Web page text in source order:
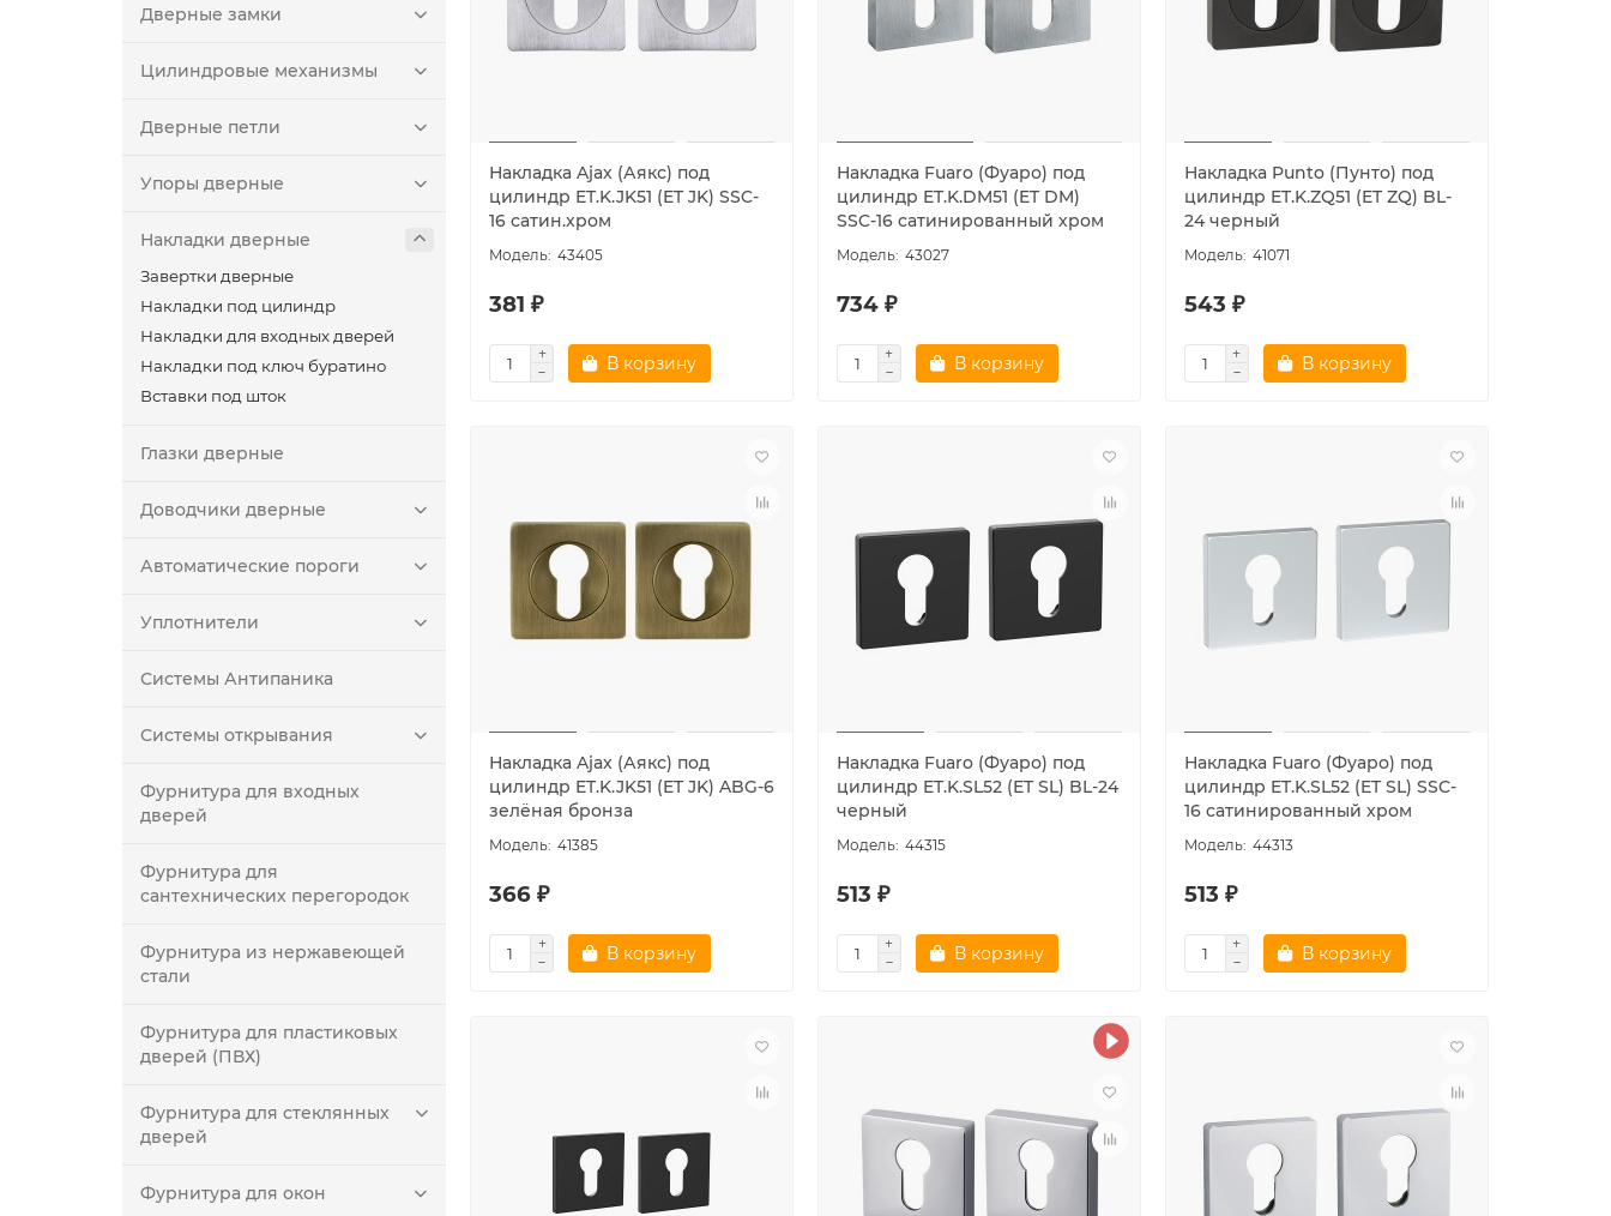
Дверные замки
Цилиндровые механизмы
Дверные петли
Упоры дверные
Накладки дверные
Завертки дверные
Накладки под цилиндр
Накладки для входных дверей
Накладки под ключ буратино
Вставки под шток
Глазки дверные
Доводчики дверные
Автоматические пороги
Уплотнители
Системы Антипаника
Системы открывания
Фурнитура для входных
дверей
Фурнитура для
сантехнических перегородок
Фурнитура из нержавеющей
стали
Фурнитура для пластиковых
дверей (ПВХ)
Фурнитура для стеклянных
дверей
Фурнитура для окон
Накладка Ajax (Аякс) под
цилиндр ET.K.JK51 (ET JK) SSC-
16 сатин.хром
43405
381 ₽
В корзину
Накладка Fuaro (Фуаро) под
цилиндр ET.K.DM51 (ET DM)
SSC-16 сатинированный хром
43027
734 ₽
В корзину
Накладка Punto (Пунто) под
цилиндр ET.K.ZQ51 (ET ZQ) BL-
24 черный
41071
543 ₽
В корзину
Накладка Ajax (Аякс) под
цилиндр ET.K.JK51 (ET JK) ABG-6
зелёная бронза
41385
366 ₽
В корзину
Накладка Fuaro (Фуаро) под
цилиндр ET.K.SL52 (ET SL) BL-24
черный
44315
513 ₽
В корзину
Накладка Fuaro (Фуаро) под
цилиндр ET.K.SL52 (ET SL) SSC-
16 сатинированный хром
44313
513 ₽
В корзину